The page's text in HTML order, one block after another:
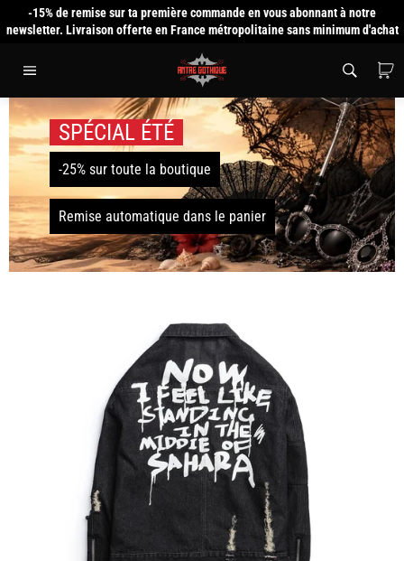
Passer
au
-15% de remise sur ta première commande en vous abonnant à notre
newsletter. Livraison offerte en France métropolitaine sans minimum d'achat
SPÉCIAL ÉTÉ
-25% sur toute la boutique
Remise automatique dans le panier